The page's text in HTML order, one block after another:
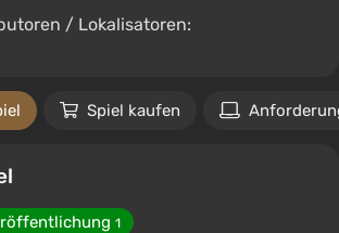
/ Lokalisatoren:
Spiel kaufen
1